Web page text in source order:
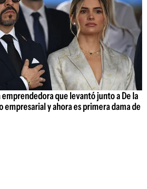
emprendedora que levantó junto a De la
empresarial y ahora es primera dama de